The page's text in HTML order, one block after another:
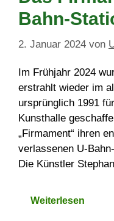
Bahn-
2. Januar 2024 von
Im Frühjahr 2024
erstrahlt wieder im
ursprünglich 1991
Kunsthalle
„Firmament“ ihren
verlassenen U-
Die Künstler
Weiterlesen